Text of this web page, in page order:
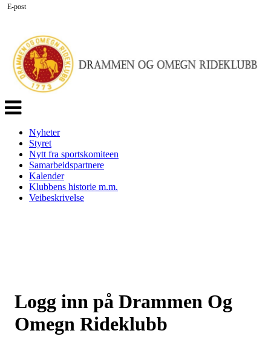
Veksle
navigasjon
Nyheter
Styret
Nytt fra sportskomiteen
Samarbeidspartnere
Kalender
Klubbens historie m.m.
Veibeskrivelse
Logg inn på Drammen Og
Omegn Rideklubb
E-post